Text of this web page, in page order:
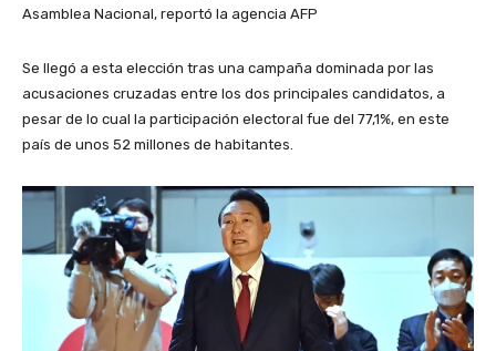
Asamblea Nacional, reportó la agencia AFP
Se llegó a esta elección tras una campaña dominada por las
acusaciones cruzadas entre los dos principales candidatos, a
pesar de lo cual la participación electoral fue del 77,1%, en este
país de unos 52 millones de habitantes.